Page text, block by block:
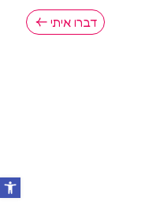
דברו איתי